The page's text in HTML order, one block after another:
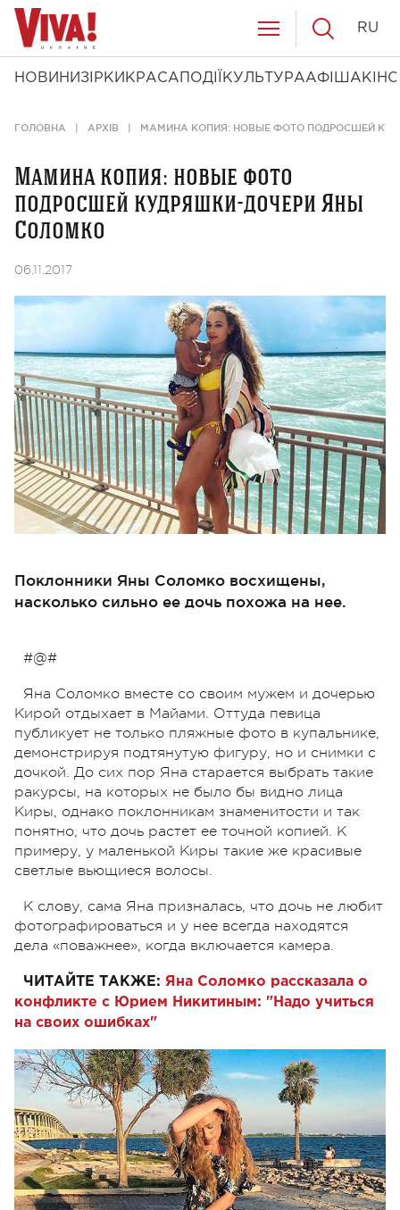
НОВИНИ ЗІРКИ КРАСА ПОДІЇ КУЛЬТУРААФІША КІНО
RU
ГОЛОВНА АРХІВ МАМИНА КОПИЯ: НОВЫЕ ФОТО ПОДРОСШЕЙ
Мамина копия: новые фото
подросшей кудряшки-дочери Яны
Соломко
06.11.2017
Поклонники Яны Соломко восхищены,
насколько сильно ее дочь похожа на нее.
#@#
Яна Соломко вместе со своим мужем и дочерью
Кирой отдыхает в Майами. Оттуда певица
публикует не только пляжные фото в купальнике,
демонстрируя подтянутую фигуру, но и снимки с
дочкой. До сих пор Яна старается выбрать такие
ракурсы, на которых не было бы видно лица
Киры, однако поклонникам знаменитости и так
понятно, что дочь растет ее точной копией. К
примеру, у маленькой Киры такие же красивые
светлые вьющиеся волосы.
К слову, сама Яна призналась, что дочь не любит
фотографироваться и у нее всегда находятся
дела «поважнее», когда включается камера.
ЧИТАЙТЕ ТАКЖЕ: Яна Соломко рассказала о
конфликте с Юрием Никитиным: "Надо учиться
на своих ошибках"